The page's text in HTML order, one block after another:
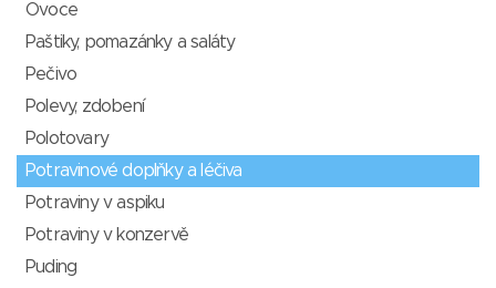
Ovoce
Paštiky, pomazánky a saláty
Pečivo
Polevy, zdobení
Polotovary
Potravinové doplňky a léčiva
Potraviny v aspiku
Potraviny v konzervě
Puding